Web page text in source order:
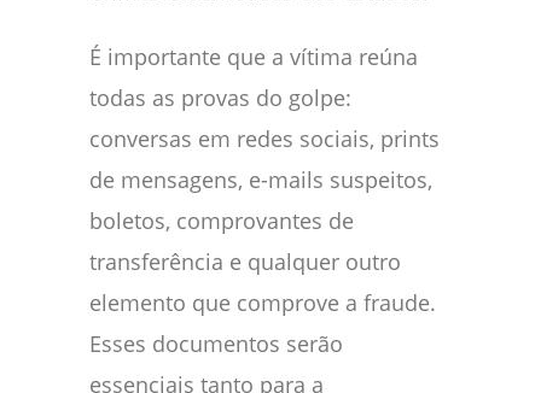
É importante que a vítima reúna
todas as provas do golpe:
conversas em redes sociais, prints
de mensagens, e-mails suspeitos,
boletos, comprovantes de
transferência e qualquer outro
elemento que comprove a fraude.
Esses documentos serão
essenciais tanto para a